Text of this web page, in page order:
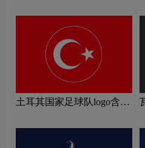
土耳其国家足球队logo含义